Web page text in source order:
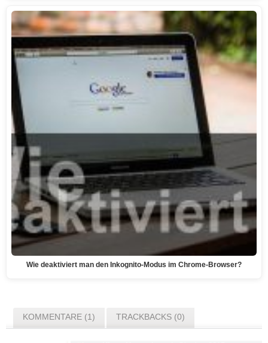
Wie deaktiviert man den Inkognito-Modus im Chrome-Browser?
KOMMENTARE (1) TRACKBACKS (0)